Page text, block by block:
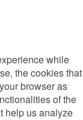
while
the cookies that
browser as
of the
help us analyze